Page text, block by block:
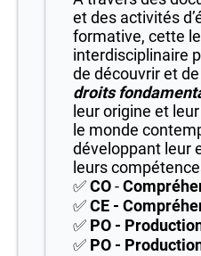
et des activités
formative, cette
interdisciplinaire
de découvrir et
droits
leur origine et
le monde
développant leur
leurs
✅CO-
✅CE -
✅ PO -
✅ PO -